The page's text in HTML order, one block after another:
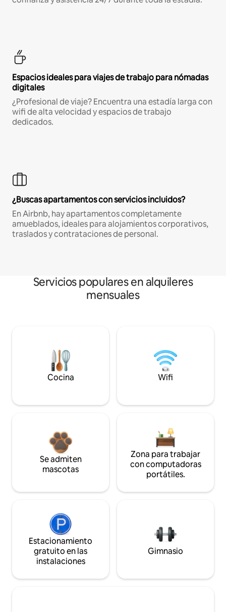
Espacios ideales para viajes de trabajo para nómadas
digitales
¿Profesional de viaje? Encuentra una estadía larga con
wifi de alta velocidad y espacios de trabajo
dedicados.
¿Buscas apartamentos con servicios incluidos?
En Airbnb, hay apartamentos completamente
amueblados, ideales para alojamientos corporativos,
traslados y contrataciones de personal.
Servicios populares en alquileres
mensuales
Cocina Wifi
Se admiten
mascotas
Zona para trabajar
con computadoras
portátiles.
Estacionamiento
gratuito en las
instalaciones
Gimnasio